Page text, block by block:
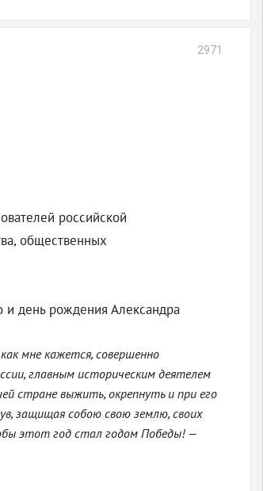
2971
российской
общественных
и день рождения Александра
мне кажется, совершенно
главным историческим деятелем
стране выжить, окрепнуть и при его
защищая собою свою землю, своих
этот год стал годом Победы! —